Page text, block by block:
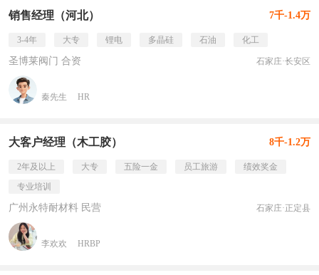
销售经理（河北） 7千-1.4万
3-4年 大专 锂电 多晶硅 石油 化工
圣博莱阀门 合资 石家庄·长安区
秦先生 HR
大客户经理（木工胶） 8千-1.2万
2年及以上 大专 五险一金 员工旅游
绩效奖金
专业培训
广州永特耐材料 民营 石家庄·正定县
李欢欢 HRBP